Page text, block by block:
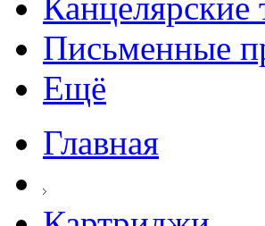
Письменные
Ещё
Главная